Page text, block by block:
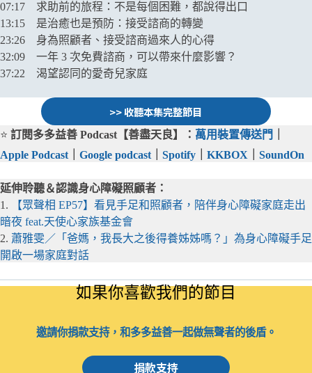
​07:17 求助前的旅程：不是每個困難，都說得出口
​13:15 是治癒也是預防：接受諮商的轉變
​23:26 身為照顧者、接受諮商過來人的心得
​32:09 一年 3 次免費諮商，可以帶來什麼影響？
​37:22 渴望認同的愛奇兒家庭
>> 收聽本集完整節目
⭐ 訂閱多多益善 Podcast【善盡天良】： 萬用裝置傳送門
Apple Podcast
Google podcast Spotify KKBOX SoundOn
延伸聆聽＆認識身心障礙照顧者：
1.
【眾聲相 EP57】看見手足和照顧者，陪伴身心障礙家庭走出
暗夜 feat.天使心家族基金會
2. 蕭雅雯／「爸媽，我長大之後得養姊姊嗎？」為身心障礙手足
開啟一場家庭對話
如果你喜歡我們的節目
邀請你捐款支持，和多多益善一起做無聲者的後盾。
捐款支持